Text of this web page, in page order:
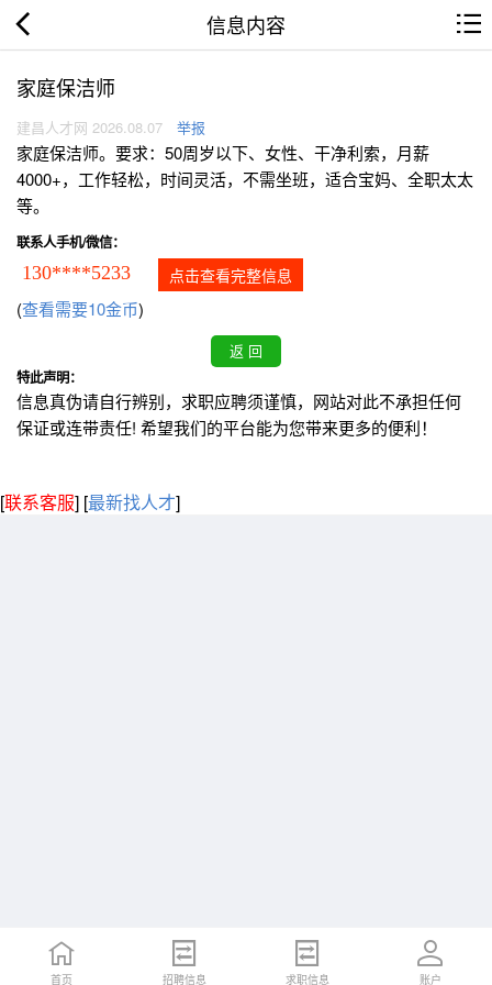
信息内容
家庭保洁师
建昌人才网 2026.08.07 举报
家庭保洁师。要求：50周岁以下、女性、干净利索，月薪
4000+，工作轻松，时间灵活，不需坐班，适合宝妈、全职太太
等。
联系人手机/微信：
130****5233 点击查看完整信息
(查看需要10金币)
特此声明：
信息真伪请自行辨别，求职应聘须谨慎，网站对此不承担任何
保证或连带责任! 希望我们的平台能为您带来更多的便利！
[联系客服] [最新找人才]
首页 招聘信息 求职信息 账户